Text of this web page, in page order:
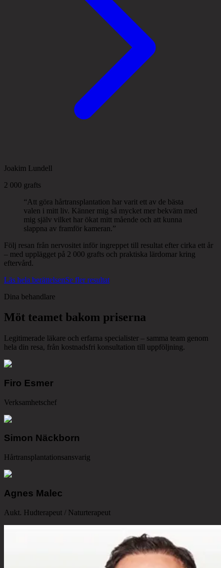
Joakim Lundell
2 000 grafts
“Att göra hårtransplantation har varit ett av de bästa
valen i mitt liv. Känner mig så mycket mer bekväm med
mig själv vilket har ökat mitt mående och att kunna
slappna av framför kameran.”
Följ resan från nervositet inför ingreppet till resultat efter cirka ett år
– med upplägget på 2 000 grafts och praktiska lärdomar kring
eftervård.
Läs hela berättelsenSe fler resultat
Dina behandlare
Möt teamet bakom priserna
Legitimerade läkare och erfarna specialister – samma team genom
hela din resa, från kostnadsfri konsultation till uppföljning.
Firo Esmer
Verksamhetschef
Simon Näckborn
Hårtransplantationsansvarig
Agnes Malec
Aukt. Hudterapeut / Naturterapeut